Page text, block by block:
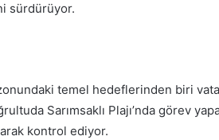
sürdürüyor.
temel hedeflerinden biri
Sarımsaklı Plajı’nda görev
kontrol ediyor.